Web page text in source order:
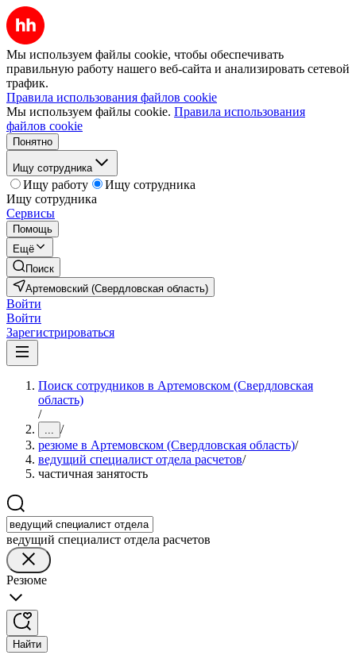
Мы используем файлы cookie, чтобы обеспечивать
правильную работу нашего веб-сайта и анализировать сетевой
трафик.
Правила использования файлов cookie
Мы используем файлы cookie. Правила использования
файлов cookie
Понятно
Ищу сотрудника
Ищу работу
Ищу сотрудника
Ищу сотрудника
Сервисы
Помощь
Ещё
Поиск
Артемовский (Свердловская область)
Войти
Войти
Зарегистрироваться
Поиск сотрудников в Артемовском (Свердловская
область)
/
... /
резюме в Артемовском (Свердловская область)/
ведущий специалист отдела расчетов/
частичная занятость
ведущий специалист отдела расчетов
Резюме
Найти